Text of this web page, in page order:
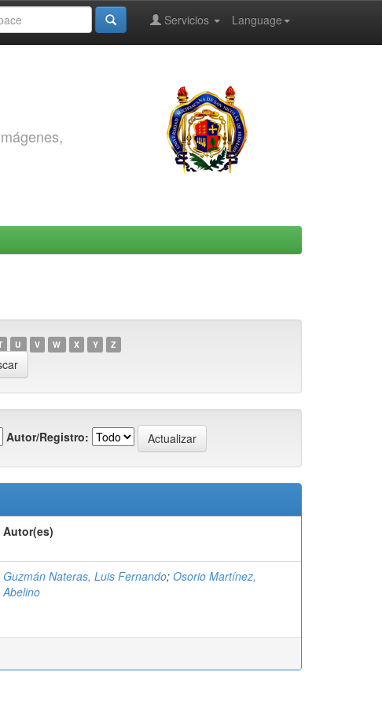
Language
Servicios
U V W X Y Z
Autor/Registro:
Autor(es)
Guzmán Nateras, Luis Fernando; Osorio Martínez,
Abelino